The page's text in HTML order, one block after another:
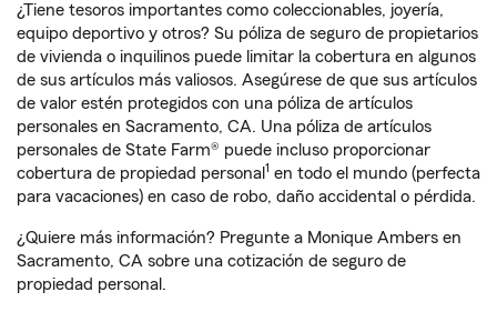
¿Tiene tesoros importantes como coleccionables, joyería,
equipo deportivo y otros? Su póliza de seguro de propietarios
de vivienda o inquilinos puede limitar la cobertura en algunos
de sus artículos más valiosos. Asegúrese de que sus artículos
de valor estén protegidos con una póliza de artículos
personales en Sacramento, CA. Una póliza de artículos
personales de State Farm® puede incluso proporcionar
cobertura de propiedad personal 1 en todo el mundo (perfecta
para vacaciones) en caso de robo, daño accidental o pérdida.
¿Quiere más información? Pregunte a Monique Ambers en
Sacramento, CA sobre una cotización de seguro de
propiedad personal.